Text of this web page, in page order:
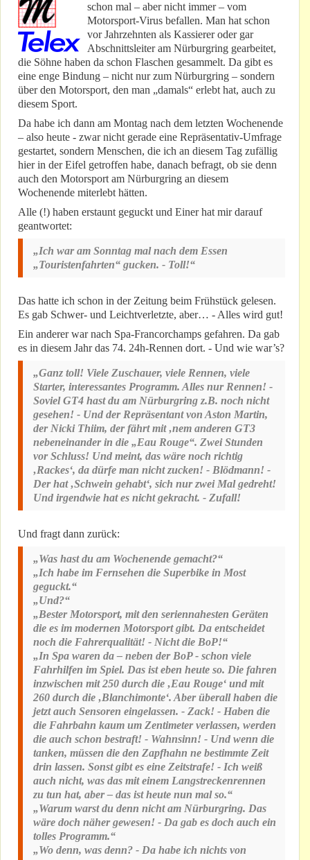
schon mal – aber nicht immer – vom
Motorsport-Virus befallen. Man hat schon
vor Jahrzehnten als Kassierer oder gar
Abschnittsleiter am Nürburgring gearbeitet,
die Söhne haben da schon Flaschen gesammelt. Da gibt es
eine enge Bindung – nicht nur zum Nürburgring – sondern
über den Motorsport, den man „damals“ erlebt hat, auch zu
diesem Sport.
Da habe ich dann am Montag nach dem letzten Wochenende
– also heute - zwar nicht gerade eine Repräsentativ-Umfrage
gestartet, sondern Menschen, die ich an diesem Tag zufällig
hier in der Eifel getroffen habe, danach befragt, ob sie denn
auch den Motorsport am Nürburgring an diesem
Wochenende miterlebt hätten.
Alle (!) haben erstaunt geguckt und Einer hat mir darauf
geantwortet:
„Ich war am Sonntag mal nach dem Essen
„Touristenfahrten“ gucken. - Toll!“
Das hatte ich schon in der Zeitung beim Frühstück gelesen.
Es gab Schwer- und Leichtverletzte, aber… - Alles wird gut!
Ein anderer war nach Spa-Francorchamps gefahren. Da gab
es in diesem Jahr das 74. 24h-Rennen dort. - Und wie war’s?
„Ganz toll! Viele Zuschauer, viele Rennen, viele
Starter, interessantes Programm. Alles nur Rennen! -
Soviel GT4 hast du am Nürburgring z.B. noch nicht
gesehen! - Und der Repräsentant von Aston Martin,
der Nicki Thiim, der fährt mit ‚nem anderen GT3
nebeneinander in die „Eau Rouge“. Zwei Stunden
vor Schluss! Und meint, das wäre noch richtig
‚Rackes‘, da dürfe man nicht zucken! - Blödmann! -
Der hat ‚Schwein gehabt‘, sich nur zwei Mal gedreht!
Und irgendwie hat es nicht gekracht. - Zufall!
Und fragt dann zurück:
„Was hast du am Wochenende gemacht?“
„Ich habe im Fernsehen die Superbike in Most
geguckt.“
„Und?“
„Bester Motorsport, mit den seriennahesten Geräten
die es im modernen Motorsport gibt. Da entscheidet
noch die Fahrerqualität! - Nicht die BoP!“
„In Spa waren da – neben der BoP - schon viele
Fahrhilfen im Spiel. Das ist eben heute so. Die fahren
inzwischen mit 250 durch die ‚Eau Rouge‘ und mit
260 durch die ‚Blanchimonte‘. Aber überall haben die
jetzt auch Sensoren eingelassen. - Zack! - Haben die
die Fahrbahn kaum um Zentimeter verlassen, werden
die auch schon bestraft! - Wahnsinn! - Und wenn die
tanken, müssen die den Zapfhahn ne bestimmte Zeit
drin lassen. Sonst gibt es eine Zeitstrafe! - Ich weiß
auch nicht, was das mit einem Langstreckenrennen
zu tun hat, aber – das ist heute nun mal so.“
„Warum warst du denn nicht am Nürburgring. Das
wäre doch näher gewesen! - Da gab es doch auch ein
tolles Programm.“
„Wo denn, was denn? - Da habe ich nichts von